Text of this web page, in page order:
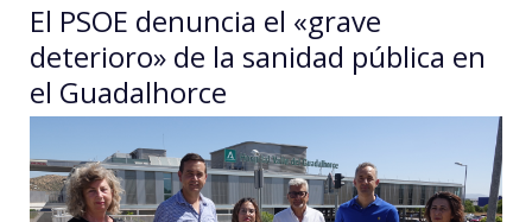
El PSOE denuncia el «grave
deterioro» de la sanidad pública en
el Guadalhorce